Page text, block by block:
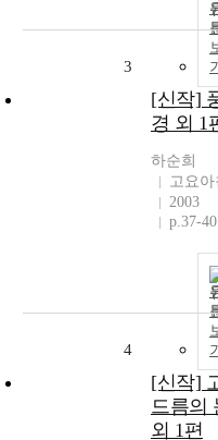
3
[신작]
경 외 1
하순희
고요아
2003
p.37-40
4
[신작]
드름의
외 1편